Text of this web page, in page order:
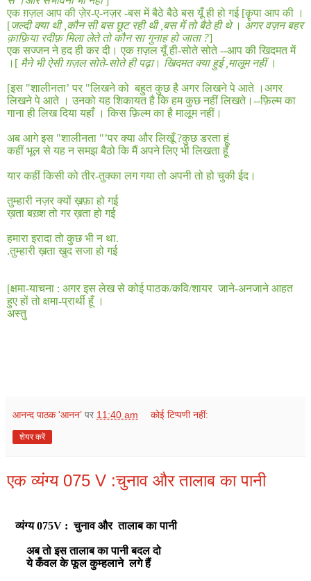
एक ग़ज़ल आप की ज़ेर-ए-नज़र -बस में बैठे बैठे बस यूँ ही हो गई [कॄपा आप की ।
[जल्दी क्या थी, कौन सी बस छूट रही थी, बस में तो बैठे ही थे । अगर वज़न बहर
क़ाफ़िया रदीफ़ मिला लेते तो कौन सा गुनाह हो जाता ?]
एक सज्जन ने हद ही कर दी। एक ग़ज़ल यूँ ही-सोते सोते --आप की खिदमत में
।[ मैने भी ऐसी ग़ज़ल सोते-सोते ही पढ़ा। खिदमत क्या हुई, मालूम नहीं ।
[इस "शालीनता’ पर "लिखने को बहुत कुछ है अगर लिखने पे आते ।अगर
लिखने पे आते । उनको यह शिकायत है कि हम कुछ नहीं लिखते।--फ़िल्म का
गाना ही लिख दिया यहाँ । किस फ़िल्म का है मालूम नहीं।
अब आगे इस "शालीनता "’पर क्या और लिखूँ?कुछ डरता हूं
कहीं भूल से यह न समझ बैठो कि मैं अपने लिए भी लिखता हूँ
यार कहीं किसी को तीर-तुक्का लग गया तो अपनी तो हो चुकी ईद।
तुम्हारी नज़र क्यों ख़फ़ा हो गई
ख़ता बख़्श तो गर ख़ता हो गई
हमारा इरादा तो कुछ भी न था.
.तुम्हारी ख़ता खुद सजा हो गई
[क्षमा-याचना : अगर इस लेख से कोई पाठक/कवि/शायर जाने-अनजाने आहत
हुए हों तो क्षमा-प्रार्थी हूँ ।
अस्तु
आनन्द पाठक 'आनन’ पर 11:40 am कोई टिप्पणी नहीं:
शेयर करें
एक व्यंग्य 075 V :चुनाव और तालाब का पानी
व्यंग्य 075V : चुनाव और तालाब का पानी
अब तो इस तालाब का पानी बदल दो
ये कँवल के फूल कुम्हलाने लगे हैं